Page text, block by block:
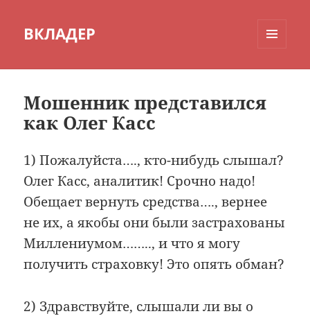
ВКЛАДЕР
Мошенник представился
как Олег Касс
1) Пожалуйста…., кто-нибудь слышал?
Олег Касс, аналитик! Срочно надо!
Обещает вернуть средства…., вернее
не их, а якобы они были застрахованы
Миллениумом…….., и что я могу
получить страховку! Это опять обман?
2) Здравствуйте, слышали ли вы о